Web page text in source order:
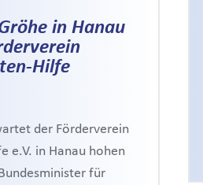
in Hanau
Hilfe
der Förderverein
e.V. in Hanau hohen
für